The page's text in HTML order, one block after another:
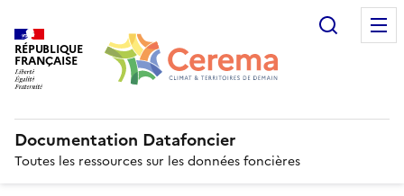
RÉPUBLIQUE
FRANÇAISE
Documentation Datafoncier
Toutes les ressources sur les données foncières